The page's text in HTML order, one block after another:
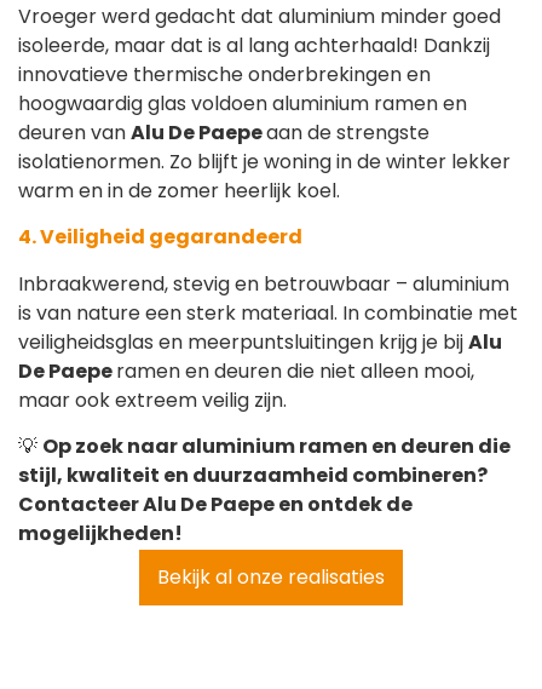
Vroeger werd gedacht dat aluminium minder goed
isoleerde, maar dat is al lang achterhaald! Dankzij
innovatieve thermische onderbrekingen en
hoogwaardig glas voldoen aluminium ramen en
deuren vanAlu De Paepeaan de strengste
isolatienormen. Zo blijft je woning in de winter lekker
warm en in de zomer heerlijk koel.
4. Veiligheid gegarandeerd
Inbraakwerend, stevig en betrouwbaar – aluminium
is van nature een sterk materiaal. In combinatie met
veiligheidsglas en meerpuntsluitingen krijg je bijAlu
De Paeperamen en deuren die niet alleen mooi,
maar ook extreem veilig zijn.
💡 Op zoek naar aluminium ramen en deuren die
stijl, kwaliteit en duurzaamheid combineren?
Contacteer Alu De Paepe en ontdek de
mogelijkheden!
Bekijk al onze realisaties